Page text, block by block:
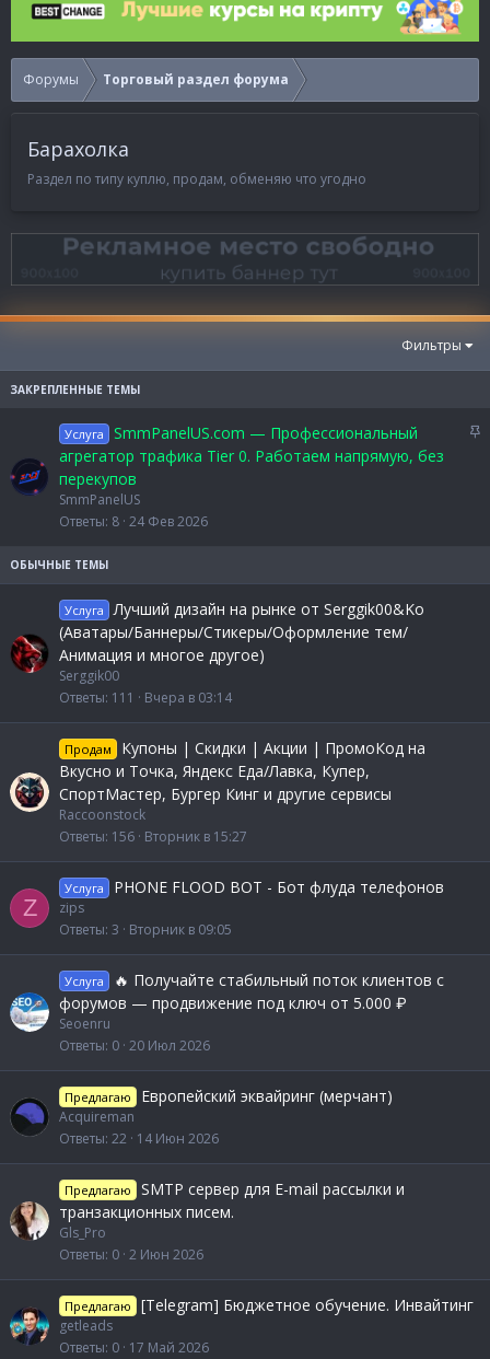
Форумы Торговый раздел форума
Барахолка
Раздел по типу куплю, продам, обменяю что угодно
Фильтры
З
Услуга
SmmPanelUS.com — Профессиональный
агрегатор трафика Tier 0. Работаем напрямую, без
перекупов
SmmPanelUS
Ответы 8 24 Фев 2026
Услуга
Лучший дизайн на рынке от Serggik00&Ko
(Аватары/Баннеры/Стикеры/Оформление тем/
Анимация и многое другое)
Serggik00
Ответы 111 Вчера в 03:14
Продам
Купоны | Скидки | Акции | ПромоКод на
Вкусно и Точка, Яндекс Еда/Лавка, Купер,
СпортМастер, Бургер Кинг и другие сервисы
Raccoonstock
Ответы 156 Вторник в 15:27
Z
Услуга PHONE FLOOD BOT - Бот флуда телефонов
zips
Ответы 3 Вторник в 09:05
Услуга
🔥 Получайте стабильный поток клиентов с
форумов — продвижение под ключ от 5.000 ₽
Seoenru
Ответы 0 20 Июл 2026
Предлагаю Европейский эквайринг (мерчант)
Acquireman
Ответы 22 14 Июн 2026
Предлагаю
SMTP сервер для E-mail рассылки и
транзакционных писем.
Gls_Pro
Ответы 0 2 Июн 2026
Предлагаю [Telegram] Бюджетное обучение. Инвайтинг
getleads
Ответы 0 17 Май 2026